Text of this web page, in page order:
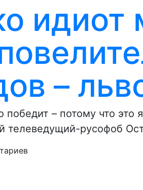
идиот
–
победит – потому что
телеведущий-русофоб